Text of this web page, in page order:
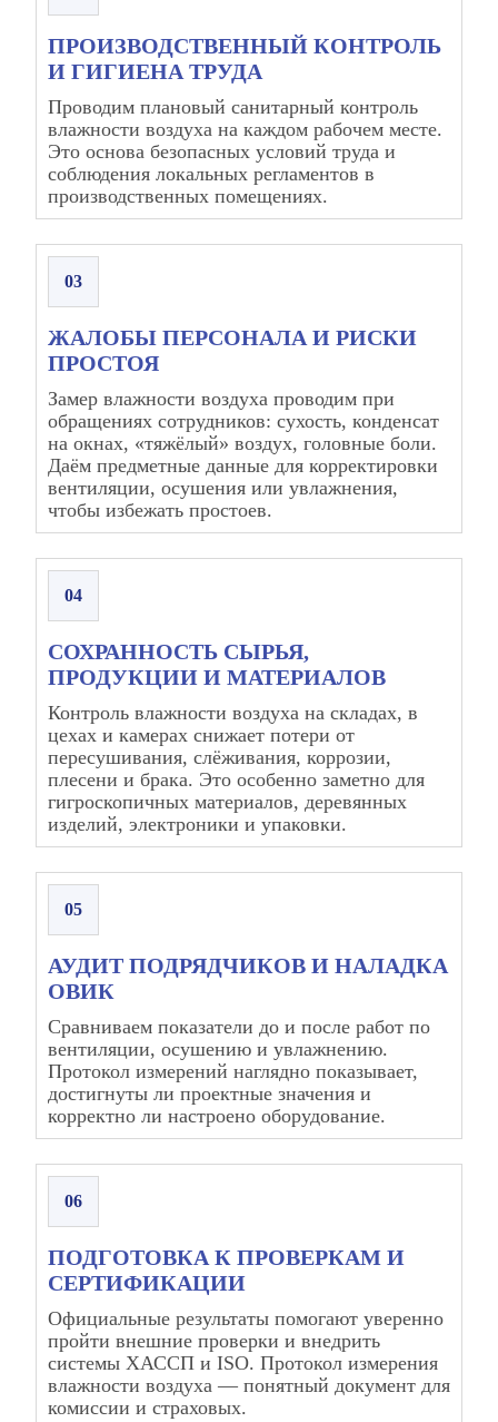
ПРОИЗВОДСТВЕННЫЙ КОНТРОЛЬ
И ГИГИЕНА ТРУДА
Проводим плановый санитарный контроль
влажности воздуха на каждом рабочем месте.
Это основа безопасных условий труда и
соблюдения локальных регламентов в
производственных помещениях.
03
ЖАЛОБЫ ПЕРСОНАЛА И РИСКИ
ПРОСТОЯ
Замер влажности воздуха проводим при
обращениях сотрудников: сухость, конденсат
на окнах, «тяжёлый» воздух, головные боли.
Даём предметные данные для корректировки
вентиляции, осушения или увлажнения,
чтобы избежать простоев.
04
СОХРАННОСТЬ СЫРЬЯ,
ПРОДУКЦИИ И МАТЕРИАЛОВ
Контроль влажности воздуха на складах, в
цехах и камерах снижает потери от
пересушивания, слёживания, коррозии,
плесени и брака. Это особенно заметно для
гигроскопичных материалов, деревянных
изделий, электроники и упаковки.
05
АУДИТ ПОДРЯДЧИКОВ И НАЛАДКА
ОВИК
Сравниваем показатели до и после работ по
вентиляции, осушению и увлажнению.
Протокол измерений наглядно показывает,
достигнуты ли проектные значения и
корректно ли настроено оборудование.
06
ПОДГОТОВКА К ПРОВЕРКАМ И
СЕРТИФИКАЦИИ
Официальные результаты помогают уверенно
пройти внешние проверки и внедрить
системы ХАССП и ISO. Протокол измерения
влажности воздуха — понятный документ для
комиссии и страховых.